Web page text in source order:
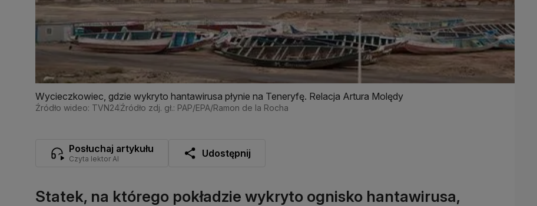
Wycieczkowiec, gdzie wykryto hantawirusa płynie na Teneryfę. Relacja Artura Molędy
Źródło wideo: TVN24Źródło zdj. gł.: PAP/EPA/Ramon de la Rocha
Posłuchaj artykułu
Czyta lektor AI Udostępnij
Statek, na którego pokładzie wykryto ognisko hantawirusa,